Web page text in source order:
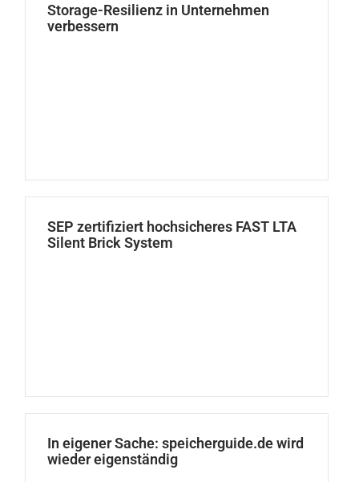
Storage-Resilienz in Unternehmen
verbessern
SEP zertifiziert hochsicheres FAST LTA
Silent Brick System
In eigener Sache: speicherguide.de wird
wieder eigenständig